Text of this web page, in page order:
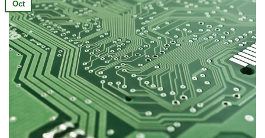
Oct